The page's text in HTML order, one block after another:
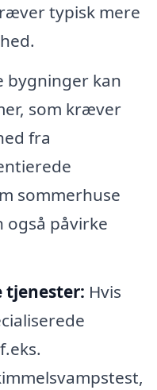
typisk mere
bygninger kan
som kræver
fra
sommerhuse
også påvirke
tjenester: Hvis